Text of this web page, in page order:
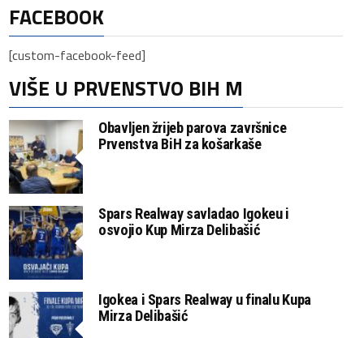
FACEBOOK
[custom-facebook-feed]
VIŠE U PRVENSTVO BIH M
Obavljen žrijeb parova završnice
Prvenstva BiH za košarkaše
Spars Realway savladao Igokeu i
osvojio Kup Mirza Delibašić
Igokea i Spars Realway u finalu Kupa
Mirza Delibašić